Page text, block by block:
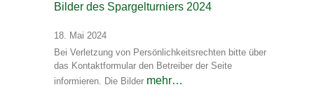
Bilder des Spargelturniers 2024
18. Mai 2024
Bei Verletzung von Persönlichkeitsrechten bitte über
das Kontaktformular den Betreiber der Seite
informieren. Die Bilder mehr…